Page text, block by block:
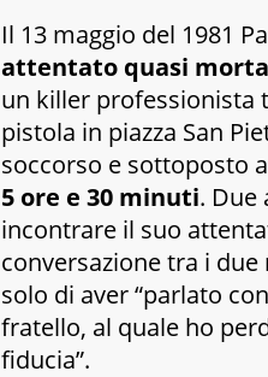
Il 13 maggio del 1981
attentato quasi
un killer professionista
pistola in piazza San
soccorso e sottoposto
5 ore e 30 minuti. Due
incontrare il suo
conversazione tra i
solo di aver “parlato
fratello, al quale ho
fiducia”.